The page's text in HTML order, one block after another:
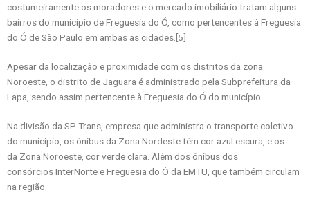
costumeiramente os moradores e o mercado imobiliário tratam alguns
bairros do município de Freguesia do Ó, como pertencentes à Freguesia
do Ó de São Paulo em ambas as cidades.[5]
Apesar da localização e proximidade com os distritos da zona
Noroeste, o distrito de Jaguara é administrado pela Subprefeitura da
Lapa, sendo assim pertencente à Freguesia do Ó do município.
Na divisão da SP Trans, empresa que administra o transporte coletivo
do município, os ônibus da Zona Nordeste têm cor azul escura, e os
da Zona Noroeste, cor verde clara. Além dos ônibus dos
consórcios InterNorte e Freguesia do Ó da EMTU, que também circulam
na região.